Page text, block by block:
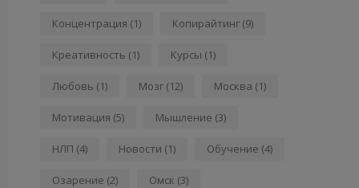
Концентрация (1) Копирайтинг (9)
Креативность (1) Курсы (1)
Любовь (1) Мозг (12) Москва (1)
Мотивация (5) Мышление (3)
НЛП (4) Новости (1) Обучение (4)
Озарение (2) Омск (3)